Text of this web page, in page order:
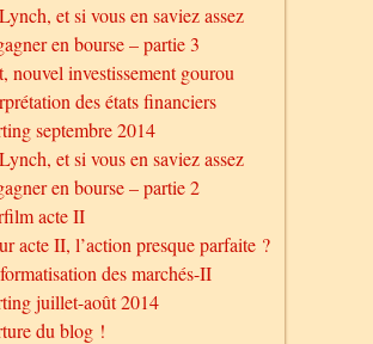
et si vous en saviez assez
en bourse – partie 3
nouvel investissement gourou
des états financiers
septembre 2014
et si vous en saviez assez
en bourse – partie 2
acte II
acte II, l’action presque parfaite ?
des marchés-II
juillet-août 2014
du blog !